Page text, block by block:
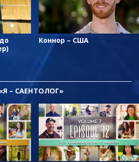
Коннор – США
– САЕНТОЛОГ»